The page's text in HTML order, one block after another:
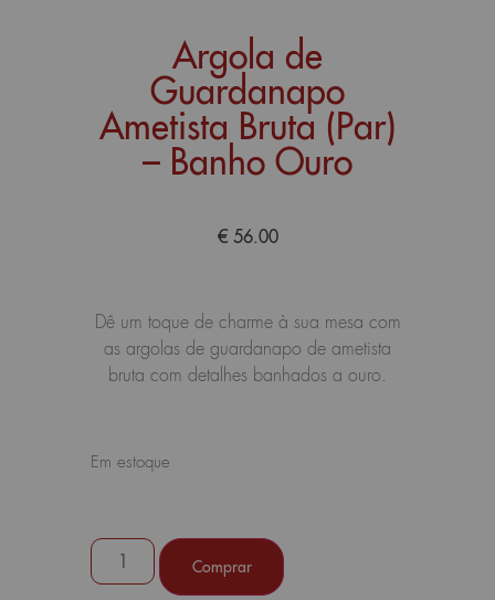
Argola de
Guardanapo
Ametista Bruta (Par)
– Banho Ouro
€56.00
Dê um toque de charme à sua mesa com
as argolas de guardanapo de ametista
bruta com detalhes banhados a ouro.
Em estoque
Comprar